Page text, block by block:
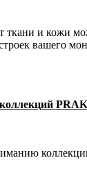
ткани и кожи
вашего